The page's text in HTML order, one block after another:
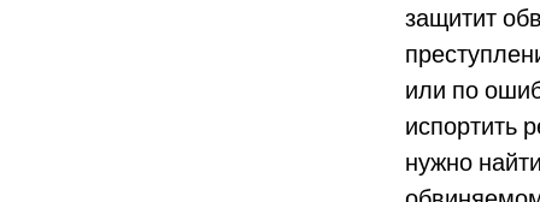
защитит
или по
испортить
нужно